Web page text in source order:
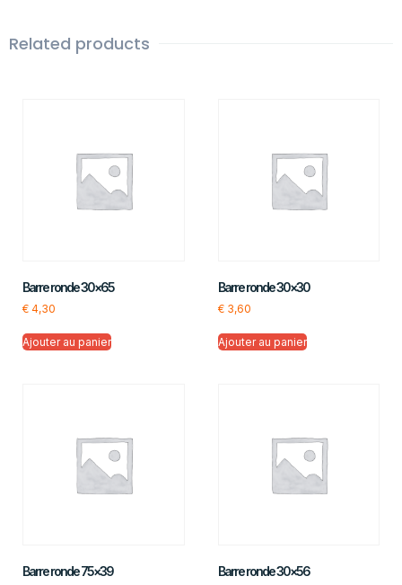
Related products
Barre ronde 30×65
€ 4,30
Ajouter au panier
Barre ronde 30×30
€3,60
Ajouter au panier
Barre ronde 75×39 Barre ronde 30×56